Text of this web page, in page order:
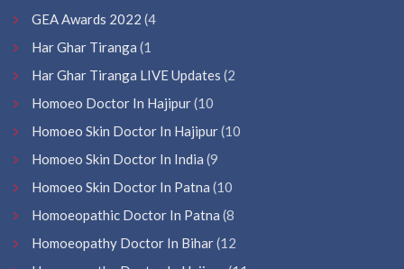
GEA Awards 2022 (4
Har Ghar Tiranga (1
Har Ghar Tiranga LIVE Updates (2
Homoeo Doctor In Hajipur(10
Homoeo Skin Doctor In Hajipur(10
Homoeo Skin Doctor In India (9
Homoeo Skin Doctor In Patna (10
Homoeopathic Doctor In Patna (8
Homoeopathy Doctor In Bihar(12